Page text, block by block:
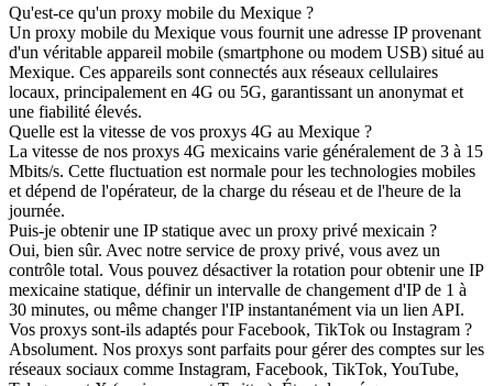
Qu'est-ce qu'un proxy mobile du Mexique ?
Un proxy mobile du Mexique vous fournit une adresse IP provenant
d'un véritable appareil mobile (smartphone ou modem USB) situé au
Mexique. Ces appareils sont connectés aux réseaux cellulaires
locaux, principalement en 4G ou 5G, garantissant un anonymat et
une fiabilité élevés.
Quelle est la vitesse de vos proxys 4G au Mexique ?
La vitesse de nos proxys 4G mexicains varie généralement de 3 à 15
Mbits/s. Cette fluctuation est normale pour les technologies mobiles
et dépend de l'opérateur, de la charge du réseau et de l'heure de la
journée.
Puis-je obtenir une IP statique avec un proxy privé mexicain ?
Oui, bien sûr. Avec notre service de proxy privé, vous avez un
contrôle total. Vous pouvez désactiver la rotation pour obtenir une IP
mexicaine statique, définir un intervalle de changement d'IP de 1 à
30 minutes, ou même changer l'IP instantanément via un lien API.
Vos proxys sont-ils adaptés pour Facebook, TikTok ou Instagram ?
Absolument. Nos proxys sont parfaits pour gérer des comptes sur les
réseaux sociaux comme Instagram, Facebook, TikTok, YouTube,